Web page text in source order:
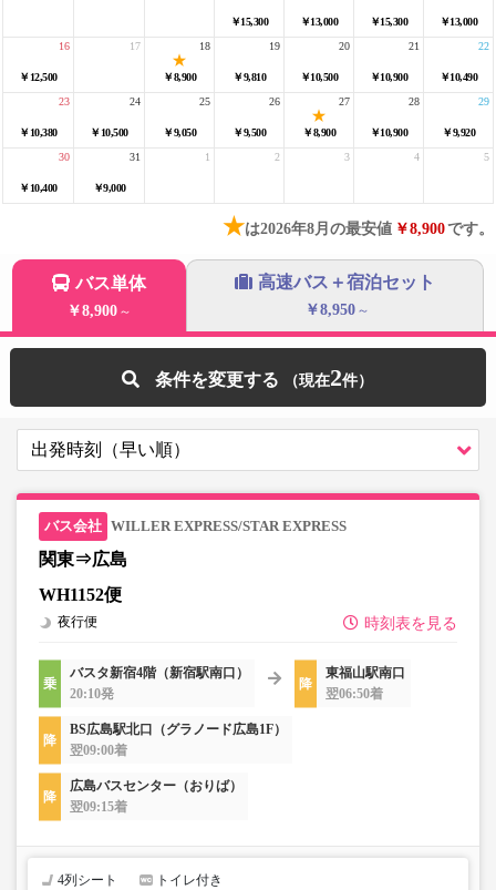
￥15,300 ￥13,000 ￥15,300 ￥13,000
￥12,500
16 17
￥8,900
18
￥9,810
19
￥10,500
20
￥10,900
21
￥10,490
22
￥10,380
23
￥10,500
24
￥9,050
25
￥9,500
26
￥8,900
27
￥10,900
28
￥9,920
29
￥10,400
30
￥9,000
31 1 2 3 4 5
★は2026年8月の最安値 ￥8,900です。
バス単体
￥8,900 ～
高速バス＋宿泊セット
￥8,950 ～
条件を変更する 2
WILLER EXPRESS/STAR EXPRESS
関東⇒広島
WH1152便
時刻表を見る
夜行便
バスタ新宿4階（新宿駅南口）
20:10発
東福山駅南口
翌06:50着
BS広島駅北口（グラノード広島1F）
翌09:00着
広島バスセンター（おりば）
翌09:15着
4列シート トイレ付き